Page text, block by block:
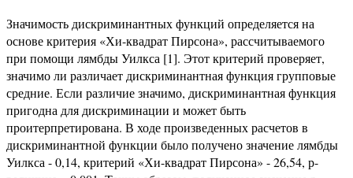
Значимость дискриминантных функций определяется на
основе критерия «Хи-квадрат Пирсона», рассчитываемого
при помощи лямбды Уилкса [1]. Этот критерий проверяет,
значимо ли различает дискриминантная функция групповые
средние. Если различие значимо, дискриминантная функция
пригодна для дискриминации и может быть
проитерпретирована. В ходе произведенных расчетов в
дискриминантной функции было получено значение лямбды
Уилкса - 0,14, критерий «Хи-квадрат Пирсона» - 26,54, р-